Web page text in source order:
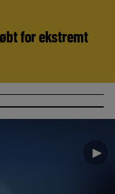
for ekstremt
►